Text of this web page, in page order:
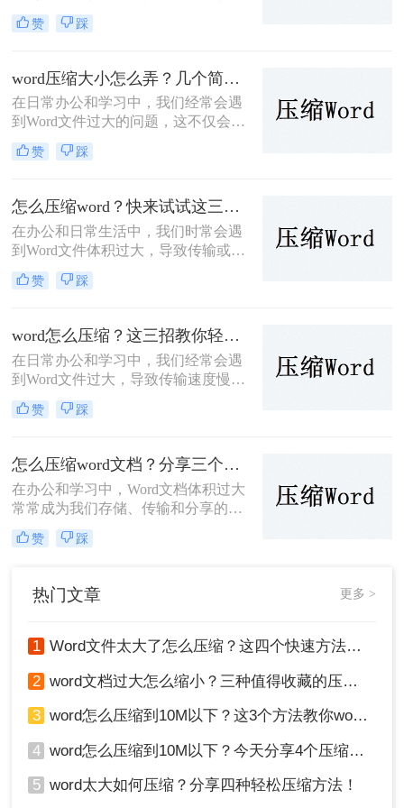
占用宝贵的存储空间，而且在传输或
共享时也显得尤为不便。那么word文
介绍几种Word文档压缩的方法，帮助
大家轻松解决这一问题。
赞 踩
word压缩大小怎么弄？几个简单实用方法！
在日常办公和学习中，我们经常会遇
到Word文件过大的问题，这不仅会占
用大量的存储空间，还会在文件传输
和共享时带来诸多不便。因此，掌握
重要。本文将详细介绍Word文件压缩
的步骤和注意事项，帮助大家轻松解
决Word文件过大的问题。
赞 踩
怎么压缩word？快来试试这三个方法！
在办公和日常生活中，我们时常会遇
到Word文件体积过大，导致传输或存
储不便的问题。那么怎么压缩Word
呢？针对这一问题，本文将介绍三种
轻松减小文件大小。
赞 踩
word怎么压缩？这三招教你轻松压缩！
在日常办公和学习中，我们经常会遇
到Word文件过大，导致传输速度慢、
存储空间不足等问题。那么Word怎么
压缩呢？本文将详细介绍三种压缩
减小文件大小。
赞 踩
怎么压缩word文档？分享三个简单的方法，一看就会！
在办公和学习中，Word文档体积过大
常常成为我们存储、传输和分享的障
碍。那么怎么压缩word文档呢？，本
文将为您介绍三种高效的Word文档压
赞 踩
热门文章 更多 >
1 Word文件太大了怎么压缩？这四个快速方法值得试试！
2 word文档过大怎么缩小？三种值得收藏的压缩方法推荐给大家！
3 word怎么压缩到10M以下？这3个方法教你word压缩文件大小
4 word怎么压缩到10M以下？今天分享4个压缩方法！
5 word太大如何压缩？分享四种轻松压缩方法！